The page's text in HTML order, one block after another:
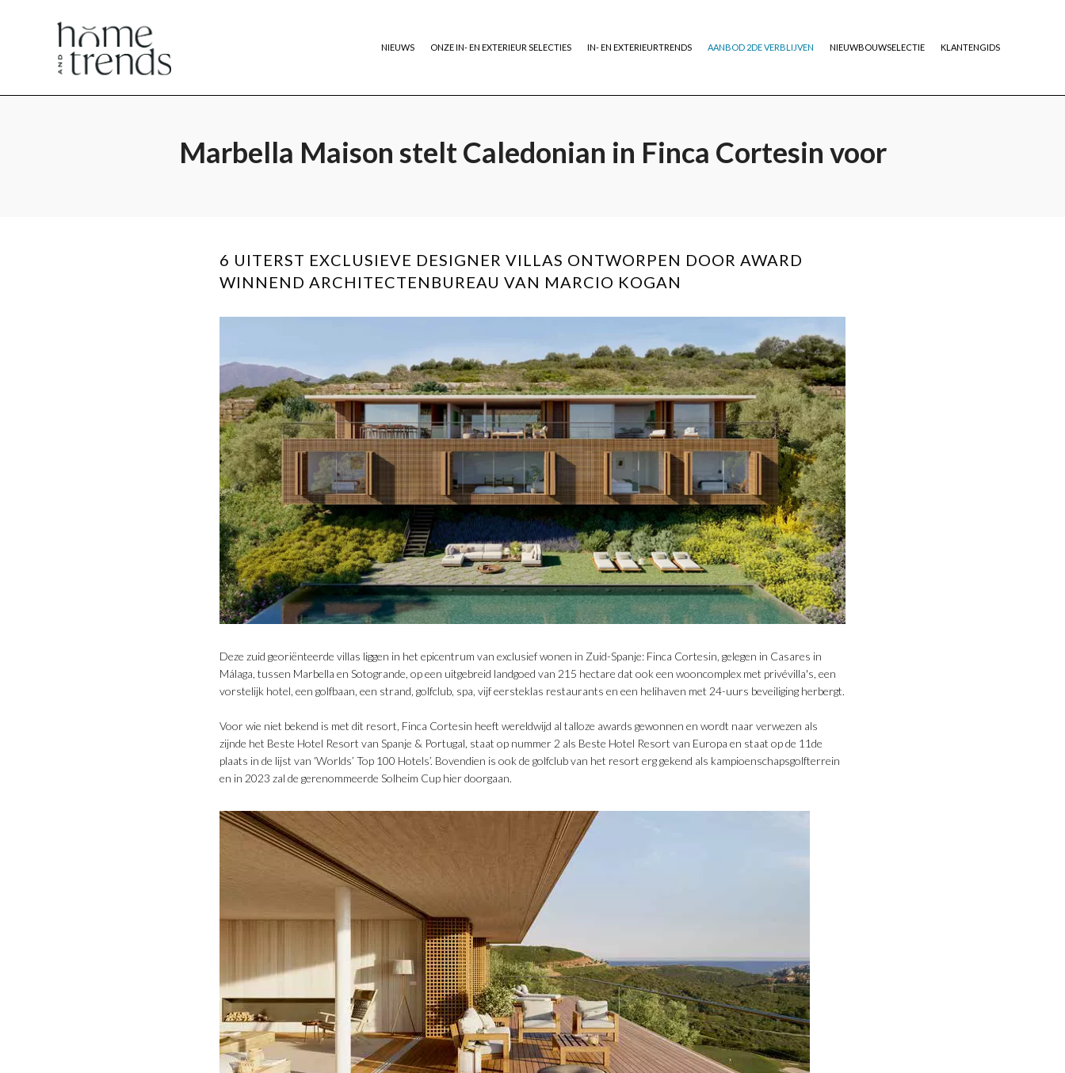
Home
Home NIEUWS ONZE IN- EN EXTERIEUR SELECTIES IN- EN EXTERIEURTRENDS AANBOD 2DE VERBLIJVEN NIEUWBOUWSELECTIE KLANTENGIDS
Marbella Maison stelt Caledonian in Finca Cortesin voor
6 UITERST EXCLUSIEVE DESIGNER VILLAS ONTWORPEN DOOR AWARD
WINNEND ARCHITECTENBUREAU VAN MARCIO KOGAN
Deze zuid georiënteerde villas liggen in het epicentrum van exclusief wonen in Zuid-Spanje: Finca Cortesin, gelegen in Casares in
Málaga, tussen Marbella en Sotogrande, op een uitgebreid landgoed van 215 hectare dat ook een wooncomplex met privévilla's, een
vorstelijk hotel, een golfbaan, een strand, golfclub, spa, vijf eersteklas restaurants en een helihaven met 24-uurs beveiliging herbergt.
Voor wie niet bekend is met dit resort, Finca Cortesin heeft wereldwijd al talloze awards gewonnen en wordt naar verwezen als
zijnde het Beste Hotel Resort van Spanje & Portugal, staat op nummer 2 als Beste Hotel Resort van Europa en staat op de 11de
plaats in de lijst van ‘Worlds’ Top 100 Hotels’. Bovendien is ook de golfclub van het resort erg gekend als kampioenschapsgolfterrein
en in 2023 zal de gerenommeerde Solheim Cup hier doorgaan.